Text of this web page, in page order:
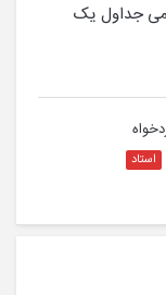
جداول یک
استاد